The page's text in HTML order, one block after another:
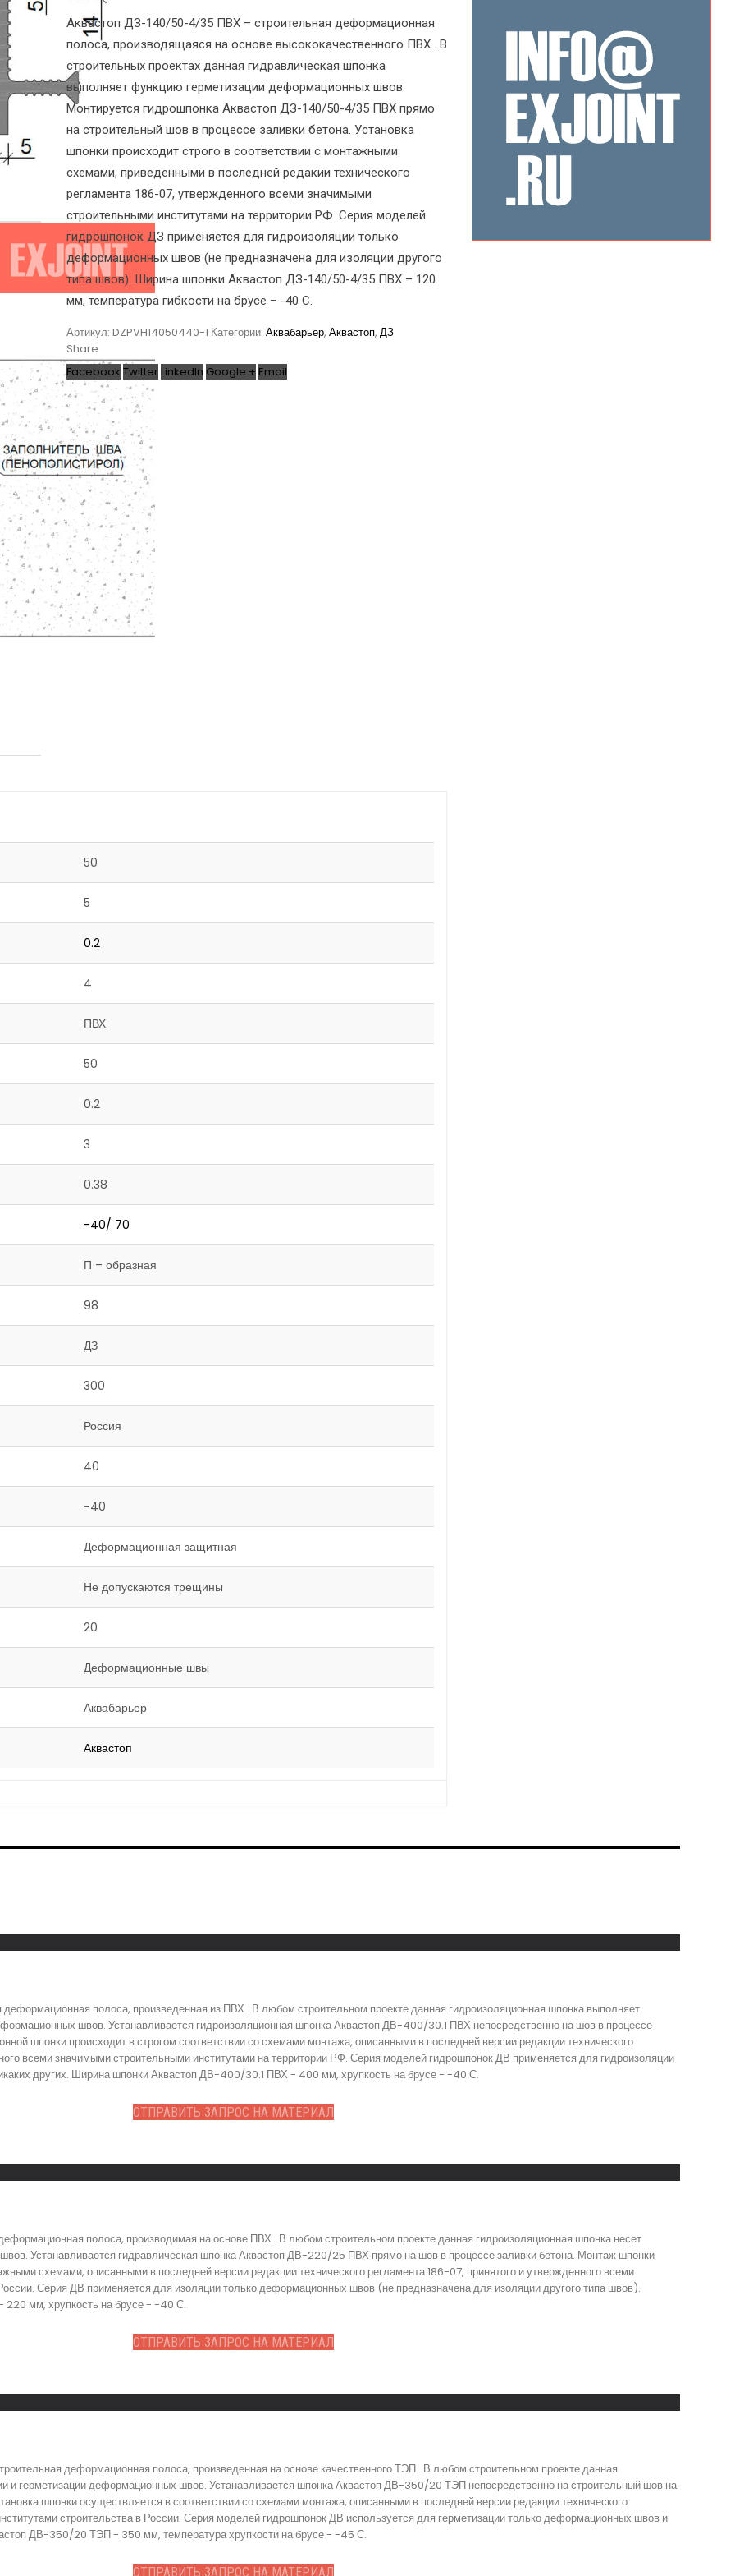
Аквастоп ДЗ-140/50-4/35 ПВХ – строительная деформационная
полоса, производящаяся на основе высококачественного ПВХ . В
строительных проектах данная гидравлическая шпонка
выполняет функцию герметизации деформационных швов.
Монтируется гидрошпонка Аквастоп ДЗ-140/50-4/35 ПВХ прямо
на строительный шов в процессе заливки бетона. Установка
шпонки происходит строго в соответствии с монтажными
схемами, приведенными в последней редакии технического
регламента 186-07, утвержденного всеми значимыми
строительными институтами на территории РФ. Серия моделей
гидрошпонок ДЗ применяется для гидроизоляции только
деформационных швов (не предназначена для изоляции другого
типа швов). Ширина шпонки Аквастоп ДЗ-140/50-4/35 ПВХ – 120
мм, температура гибкости на брусе – -40 С.
Артикул: DZPVH14050440-1 Категории: Аквабарьер, Аквастоп, ДЗ
Share
Facebook Twitter LinkedIn Google + Email
50
5
0.2
4
ПВХ
50
0.2
3
0.38
-40/ 70
П – образная
98
ДЗ
300
Россия
40
-40
Деформационная защитная
Не допускаются трещины
20
Деформационные швы
Аквабарьер
Аквастоп
полоса, произведенная из ПВХ . В любом строительном проекте данная гидроизоляционная шпонка выполняет
швов. Устанавливается гидроизоляционная шпонка Аквастоп ДВ-400/30.1 ПВХ непосредственно на шов в процессе
шпонки происходит в строгом соответствии со схемами монтажа, описанными в последней версии редакции технического
всеми значимыми строительными институтами на территории РФ. Серия моделей гидрошпонок ДВ применяется для гидроизоляции
других. Ширина шпонки Аквастоп ДВ-400/30.1 ПВХ - 400 мм, хрупкость на брусе - -40 С.
ОТПРАВИТЬ ЗАПРОС НА МАТЕРИАЛ
полоса, производимая на основе ПВХ . В любом строительном проекте данная гидроизоляционная шпонка несет
Устанавливается гидравлическая шпонка Аквастоп ДВ-220/25 ПВХ прямо на шов в процессе заливки бетона. Монтаж шпонки
схемами, описанными в последней версии редакции технического регламента 186-07, принятого и утвержденного всеми
Серия ДВ применяется для изоляции только деформационных швов (не предназначена для изоляции другого типа швов).
мм, хрупкость на брусе - -40 С.
ОТПРАВИТЬ ЗАПРОС НА МАТЕРИАЛ
деформационная полоса, произведенная на основе качественного ТЭП . В любом строительном проекте данная
и герметизации деформационных швов. Устанавливается шпонка Аквастоп ДВ-350/20 ТЭП непосредственно на строительный шов на
шпонки осуществляется в соответствии со схемами монтажа, описанными в последней версии редакции технического
строительства в России. Серия моделей гидрошпонок ДВ используется для герметизации только деформационных швов и
ДВ-350/20 ТЭП - 350 мм, температура хрупкости на брусе - -45 С.
ОТПРАВИТЬ ЗАПРОС НА МАТЕРИАЛ